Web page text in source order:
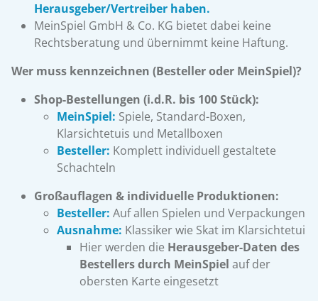
Herausgeber/Vertreiber haben.
MeinSpiel GmbH & Co. KG bietet dabei keine
Rechtsberatung und übernimmt keine Haftung.
Wer muss kennzeichnen (Besteller oder MeinSpiel)?
Shop-Bestellungen (i.d.R. bis 100 Stück):
MeinSpiel: Spiele, Standard-Boxen,
Klarsichtetuis und Metallboxen
Besteller: Komplett individuell gestaltete
Schachteln
Großauflagen & individuelle Produktionen:
Besteller: Auf allen Spielen und Verpackungen
Ausnahme: Klassiker wie Skat im Klarsichtetui
Hier werden die Herausgeber-Daten des
Bestellers durch MeinSpiel auf der
obersten Karte eingesetzt